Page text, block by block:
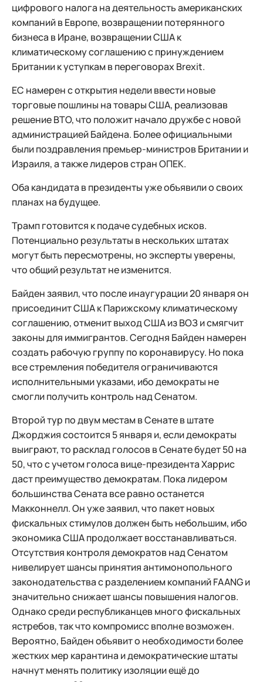
цифрового налога на деятельность американских
компаний в Европе, возвращении потерянного
бизнеса в Иране, возвращении США к
климатическому соглашению с принуждением
Британии к уступкам в переговорах Brexit.
ЕС намерен с открытия недели ввести новые
торговые пошлины на товары США, реализовав
решение ВТО, что положит начало дружбе с новой
администрацией Байдена. Более официальными
были поздравления премьер-министров Британии и
Израиля, а также лидеров стран ОПЕК.
Оба кандидата в президенты уже объявили о своих
планах на будущее.
Трамп готовится к подаче судебных исков.
Потенциально результаты в нескольких штатах
могут быть пересмотрены, но эксперты уверены,
что общий результат не изменится.
Байден заявил, что после инаугурации 20 января он
присоединит США к Парижскому климатическому
соглашению, отменит выход США из ВОЗ и смягчит
законы для иммигрантов. Сегодня Байден намерен
создать рабочую группу по коронавирусу. Но пока
все стремления победителя ограничиваются
исполнительными указами, ибо демократы не
смогли получить контроль над Сенатом.
Второй тур по двум местам в Сенате в штате
Джорджия состоится 5 января и, если демократы
выиграют, то расклад голосов в Сенате будет 50 на
50, что с учетом голоса вице-президента Харрис
даст преимущество демократам. Пока лидером
большинства Сената все равно останется
Макконнелл. Он уже заявил, что пакет новых
фискальных стимулов должен быть небольшим, ибо
экономика США продолжает восстанавливаться.
Отсутствия контроля демократов над Сенатом
нивелирует шансы принятия антимонопольного
законодательства с разделением компаний FAANG и
значительно снижает шансы повышения налогов.
Однако среди республиканцев много фискальных
ястребов, так что компромисс вполне возможен.
Вероятно, Байден объявит о необходимости более
жестких мер карантина и демократические штаты
начнут менять политику изоляции ещё до